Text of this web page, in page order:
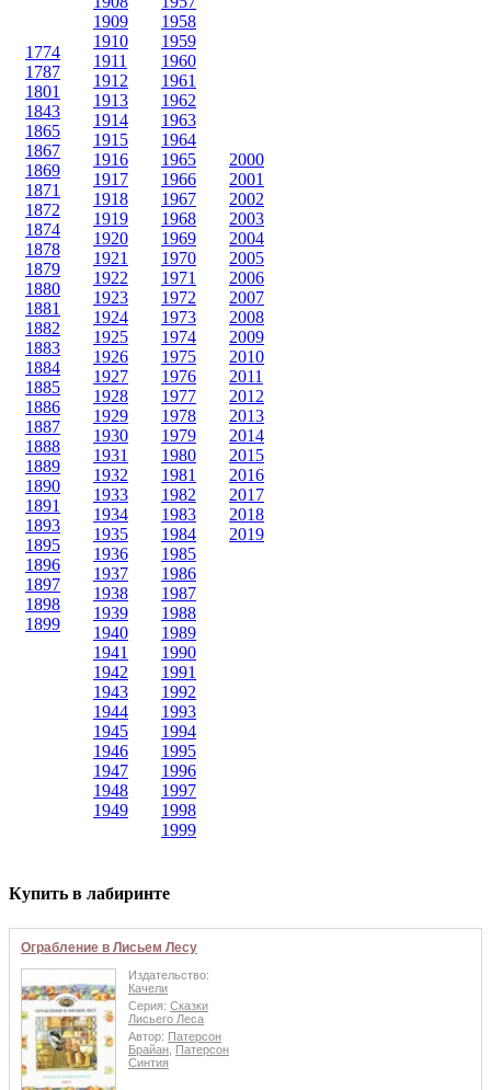
1774
1787
1801
1843
1865
1867
1869
1871
1872
1874
1878
1879
1880
1881
1882
1883
1884
1885
1886
1887
1888
1889
1890
1891
1893
1895
1896
1897
1898
1899
1909
1910
1911
1912
1913
1914
1915
1916
1917
1918
1919
1920
1921
1922
1923
1924
1925
1926
1927
1928
1929
1930
1931
1932
1933
1934
1935
1936
1937
1938
1939
1940
1941
1942
1943
1944
1945
1946
1947
1948
1949
1958
1959
1960
1961
1962
1963
1964
1965
1966
1967
1968
1969
1970
1971
1972
1973
1974
1975
1976
1977
1978
1979
1980
1981
1982
1983
1984
1985
1986
1987
1988
1989
1990
1991
1992
1993
1994
1995
1996
1997
1998
1999
2000
2001
2002
2003
2004
2005
2006
2007
2008
2009
2010
2011
2012
2013
2014
2015
2016
2017
2018
2019
Купить в лабиринте
Ограбление в Лисьем Лесу
Издательство:
Качели
Серия: Сказки
Лисьего Леса
Автор: Патерсон
Брайан
Патерсон
Синтия